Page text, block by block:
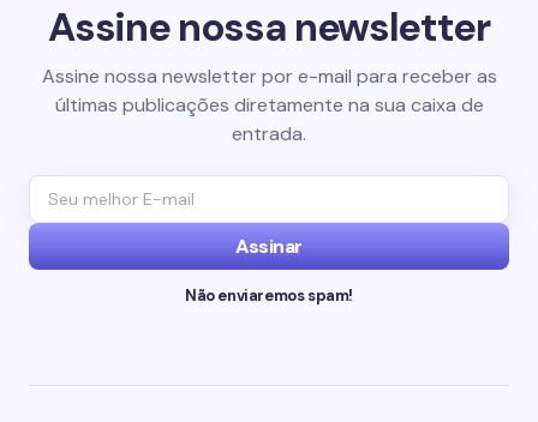
Assine nossa newsletter
Assine nossa newsletter por e-mail para receber as
últimas publicações diretamente na sua caixa de
entrada.
Assinar
Não enviaremos spam!